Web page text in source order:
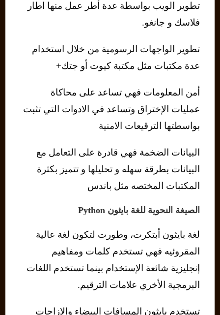
تطوير الويب بواسطة عدة أطر عمل منها اطار
فلاسك و جانغو.
تطوير الواجهات الرسومية من خلال استخدام
عدة مكتبات مثل مكتبة كيوت أو جتك+
أمن المعلومات فهي تساعد على محاكاة
عمليات الإختراق وتساعد في الادوات التي تثبت
بواسطتها الترقيعات الامنية
البيانات الضخمة فهي قادرة على التعامل مع
البيانات بطرقة سهله و تحليلها و تتميز بكثرة
المكتبات المختصه مثل باندس
الصيغة النحوية للغة بايثون Python
لغة بايثون أبتكرت، وطورت لتكون لغة عالية
المقروئيه فهي تستخدم كلمات ومفاهيم
إنجليزية شائعة الإستخدام بينما تستخدم اللغات
البرمجية الأخري علامات الترقيم.
تستخدم بايثون المسافات البيضاء والإزاحات